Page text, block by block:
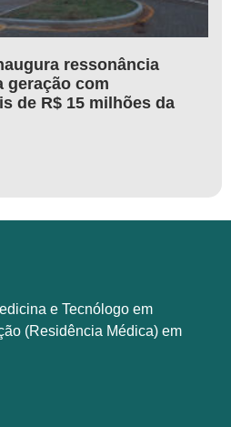
ressonância
geração com
de R$ 15 milhões da
e Tecnólogo em
(Residência Médica) em